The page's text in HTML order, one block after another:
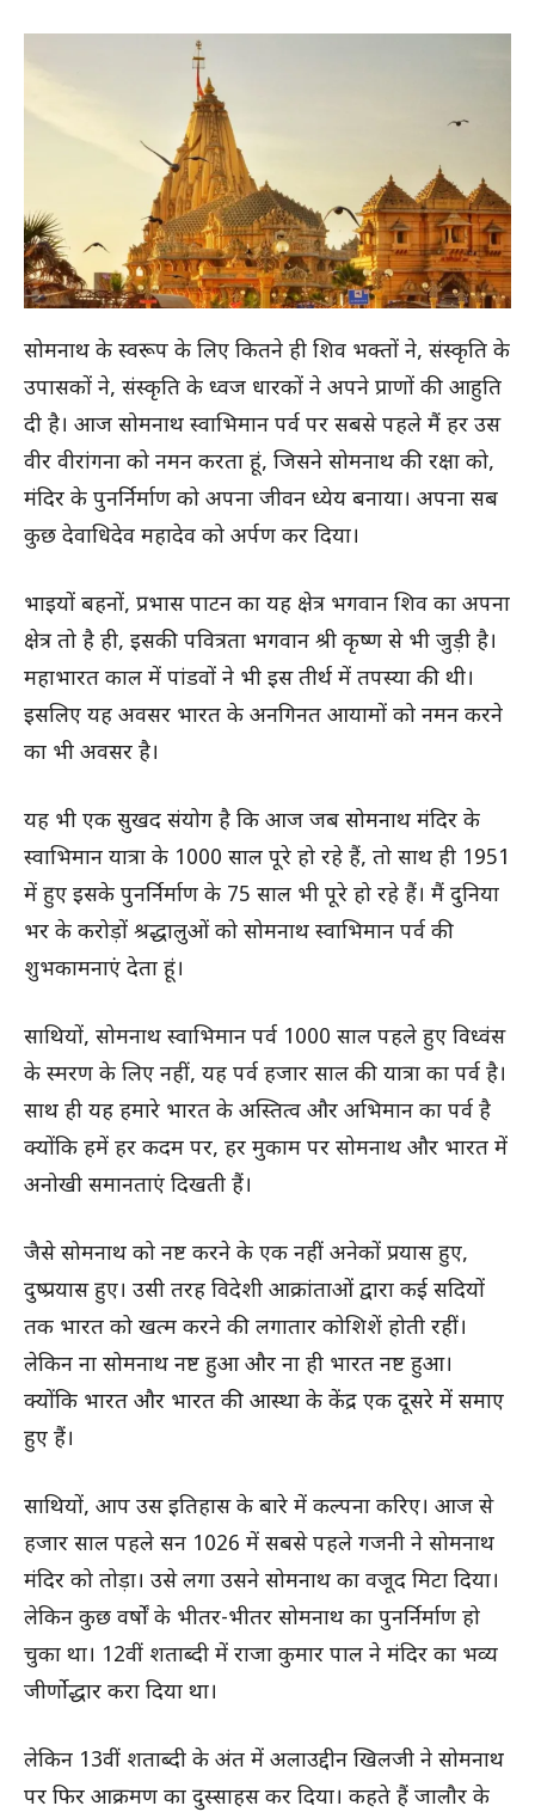
सोमनाथ के स्वरूप के लिए कितने ही शिव भक्तों ने, संस्कृति के
उपासकों ने, संस्कृति के ध्वज धारकों ने अपने प्राणों की आहुति
दी है। आज सोमनाथ स्वाभिमान पर्व पर सबसे पहले मैं हर उस
वीर वीरांगना को नमन करता हूं, जिसने सोमनाथ की रक्षा को,
मंदिर के पुनर्निर्माण को अपना जीवन ध्येय बनाया। अपना सब
कुछ देवाधिदेव महादेव को अर्पण कर दिया।
भाइयों बहनों, प्रभास पाटन का यह क्षेत्र भगवान शिव का अपना
क्षेत्र तो है ही, इसकी पवित्रता भगवान श्री कृष्ण से भी जुड़ी है।
महाभारत काल में पांडवों ने भी इस तीर्थ में तपस्या की थी।
इसलिए यह अवसर भारत के अनगिनत आयामों को नमन करने
का भी अवसर है।
यह भी एक सुखद संयोग है कि आज जब सोमनाथ मंदिर के
स्वाभिमान यात्रा के 1000 साल पूरे हो रहे हैं, तो साथ ही 1951
में हुए इसके पुनर्निर्माण के 75 साल भी पूरे हो रहे हैं। मैं दुनिया
भर के करोड़ों श्रद्धालुओं को सोमनाथ स्वाभिमान पर्व की
शुभकामनाएं देता हूं।
साथियों, सोमनाथ स्वाभिमान पर्व 1000 साल पहले हुए विध्वंस
के स्मरण के लिए नहीं, यह पर्व हजार साल की यात्रा का पर्व है।
साथ ही यह हमारे भारत के अस्तित्व और अभिमान का पर्व है
क्योंकि हमें हर कदम पर, हर मुकाम पर सोमनाथ और भारत में
अनोखी समानताएं दिखती हैं।
जैसे सोमनाथ को नष्ट करने के एक नहीं अनेकों प्रयास हुए,
दुष्प्रयास हुए। उसी तरह विदेशी आक्रांताओं द्वारा कई सदियों
तक भारत को खत्म करने की लगातार कोशिशें होती रहीं।
लेकिन ना सोमनाथ नष्ट हुआ और ना ही भारत नष्ट हुआ।
क्योंकि भारत और भारत की आस्था के केंद्र एक दूसरे में समाए
हुए हैं।
साथियों, आप उस इतिहास के बारे में कल्पना करिए। आज से
हजार साल पहले सन 1026 में सबसे पहले गजनी ने सोमनाथ
मंदिर को तोड़ा। उसे लगा उसने सोमनाथ का वजूद मिटा दिया।
लेकिन कुछ वर्षों के भीतर-भीतर सोमनाथ का पुनर्निर्माण हो
चुका था। 12वीं शताब्दी में राजा कुमार पाल ने मंदिर का भव्य
जीर्णोद्धार करा दिया था।
लेकिन 13वीं शताब्दी के अंत में अलाउद्दीन खिलजी ने सोमनाथ
पर फिर आक्रमण का दुस्साहस कर दिया। कहते हैं जालौर के